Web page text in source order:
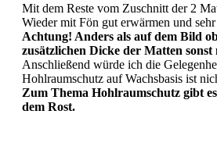
Mit dem Reste vom Zuschnitt der 2
Wieder mit Fön gut erwärmen und
Achtung! Anders als auf dem Bild
zusätzlichen Dicke der Matten
Anschließend würde ich die
Hohlraumschutz auf Wachsbasis ist
Zum Thema Hohlraumschutz gibt es
dem Rost.